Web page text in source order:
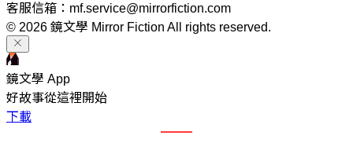
客服信箱：mf.service@mirrorfiction.com
© 2026 鏡文學 Mirror Fiction All rights reserved.
鏡文學 App
好故事從這裡開始
下載